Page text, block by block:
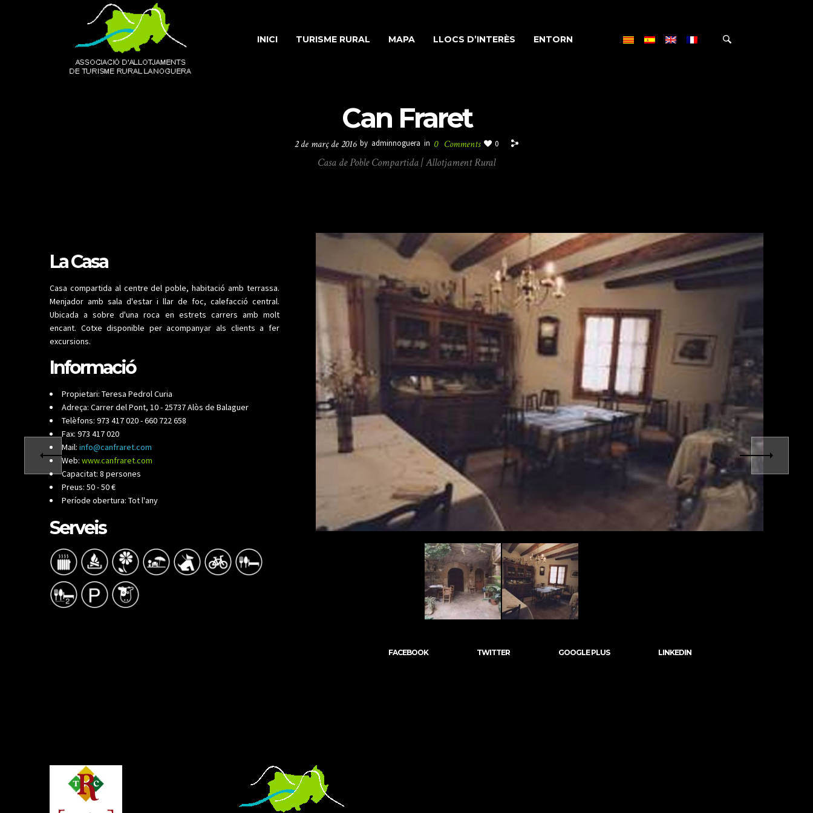
INICI TURISME RURAL MAPA LLOCS D’INTERÈS ENTORN
Can Fraret
2 de març de 2016 by adminnoguera in 0 Comments 0
Casa de Poble Compartida | Allotjament Rural
FACEBOOK TWITTER GOOGLE PLUS LINKEDIN
La Casa
Casa compartida al centre del poble, habitació amb terrassa.
Menjador amb sala d'estar i llar de foc, calefacció central.
Ubicada a sobre d'una roca en estrets carrers amb molt
encant. Cotxe disponible per acompanyar als clients a fer
excursions.
Informació
Propietari: Teresa Pedrol Curia
Adreça: Carrer del Pont, 10 - 25737 Alòs de Balaguer
Telèfons: 973 417 020 - 660 722 658
Fax: 973 417 020
Mail: info@canfraret.com
Web: www.canfraret.com
Capacitat: 8 persones
Preus: 50 - 50 €
Període obertura: Tot l'any
Serveis